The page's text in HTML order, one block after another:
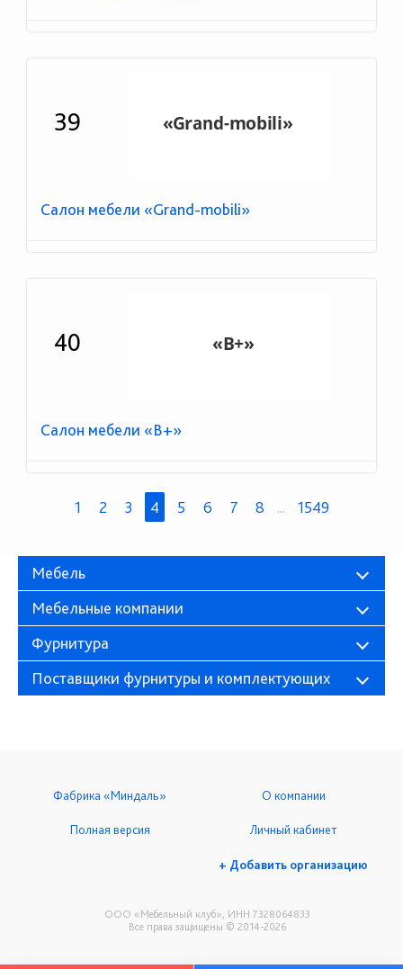
39
Салон мебели «Grand-mobili»
40
Салон мебели «B+»
1 2 3 4 5 6 7 8 ... 1549
Мебель
Мебельные компании
Фурнитура
Поставщики фурнитуры и комплектующих
ООО «Мебельный клуб», ИНН 7328064833
Все права защищены © 2014-2026
Фабрика «Миндаль» О компании
Полная версия Личный кабинет
+ Добавить организацию